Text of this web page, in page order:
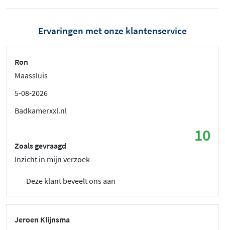
Ervaringen met onze klantenservice
Ron
Maassluis
5-08-2026
Badkamerxxl.nl
10
Zoals gevraagd
Inzicht in mijn verzoek
Deze klant beveelt ons aan
Jeroen Klijnsma